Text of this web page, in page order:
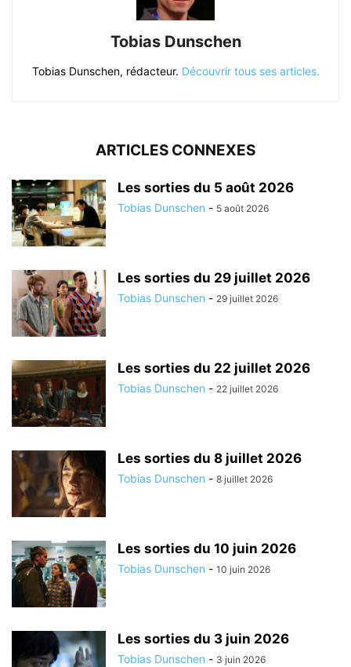
Tobias Dunschen
Tobias Dunschen, rédacteur. Découvrir tous ses articles.
ARTICLES CONNEXES
Les sorties du 5 août 2026
Tobias Dunschen - 5 août 2026
Les sorties du 29 juillet 2026
Tobias Dunschen - 29 juillet 2026
Les sorties du 22 juillet 2026
Tobias Dunschen - 22 juillet 2026
Les sorties du 8 juillet 2026
Tobias Dunschen - 8 juillet 2026
Les sorties du 10 juin 2026
Tobias Dunschen - 10 juin 2026
Les sorties du 3 juin 2026
Tobias Dunschen - 3 juin 2026